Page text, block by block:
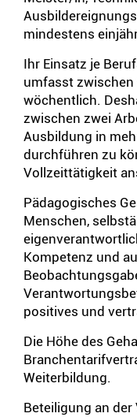
mindestens
Ihr Einsatz je
umfasst
wöchentlich.
zwischen zwei
Ausbildung in
durchführen zu
Vollzeittätigkeit
Pädagogisches
Menschen,
Kompetenz und
positives und
Die Höhe des
Weiterbildung.
Beteiligung an